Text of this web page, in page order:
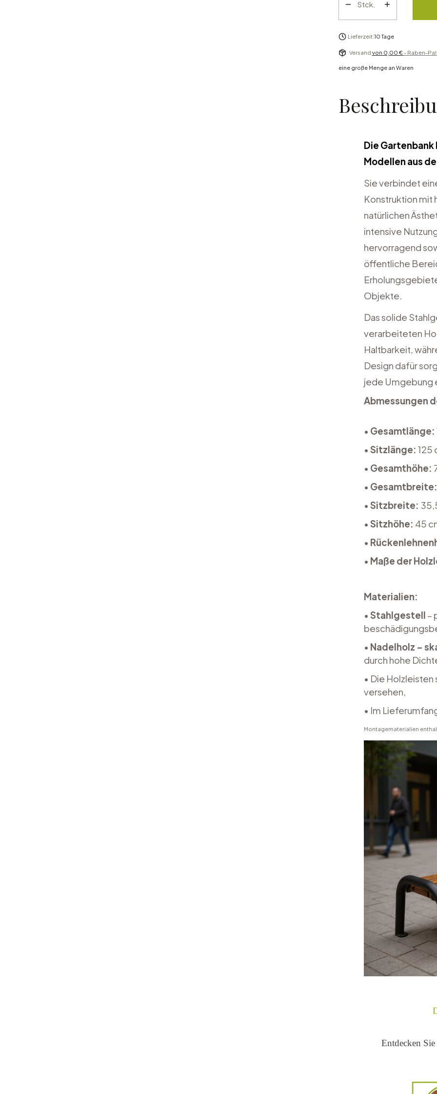
Stck.
Lieferzeit:10 Tage
Versand von 0,00 €- Raben-
eine große Menge an Waren
Die
Modellen aus
Sie verbindet
Konstruktion mit
natürlichen
intensive
hervorragend
öffentliche
Objekte.
Das solide
verarbeiteten
Haltbarkeit,
Design dafür
jede Umgebung
Abmessungen
• Gesamtlänge:
• Sitzlänge: 125
• Gesamthöhe:
• Gesamtbreite:
• Sitzbreite:
• Sitzhöhe: 45
•
• Maße der
Materialien:
• Stahlgestell –
• Nadelholz –
durch hohe
• Die
versehen,
• Im
Montagematerialien
Entdecken